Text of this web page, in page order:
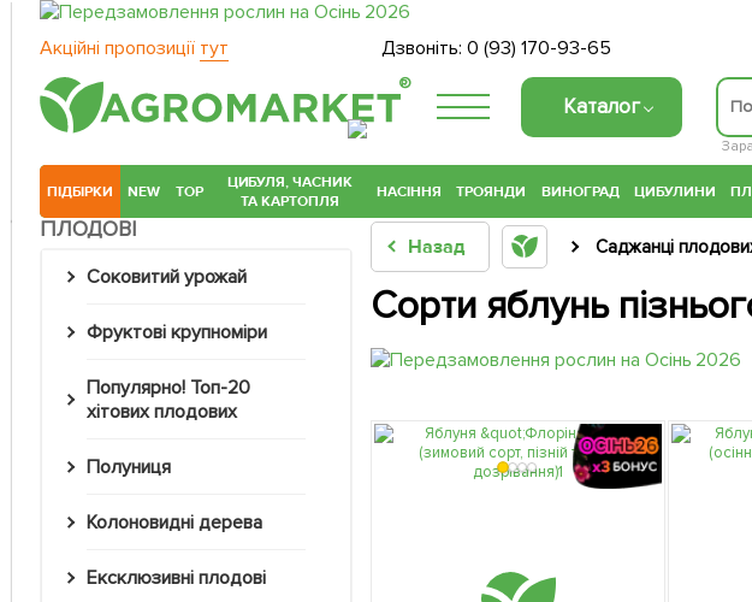
Акційні пропозиції тут Дзвоніть: 0 (93) 170-93-65
®
Каталог
ПІДБІРКИ NEW TOP
ЦИБУЛЯ, ЧАСНИК
ТА КАРТОПЛЯ
НАСІННЯ ТРОЯНДИ ВИНОГРАД ЦИБУЛИНИ
ПЛОДОВІ
Соковитий урожай
Фруктові крупноміри
Популярно! Топ-20
хітових плодових
Полуниця
Колоновидні дерева
Ексклюзивні плодові
Назад Саджанці
Сорти яблунь